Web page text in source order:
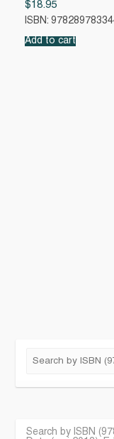
$18.95
ISBN:
Add to cart
Search by ISBN